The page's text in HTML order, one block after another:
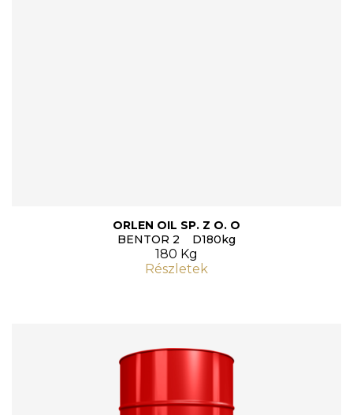
ORLEN OIL SP. Z O. O
BENTOR 2 D180kg
180 Kg
Részletek